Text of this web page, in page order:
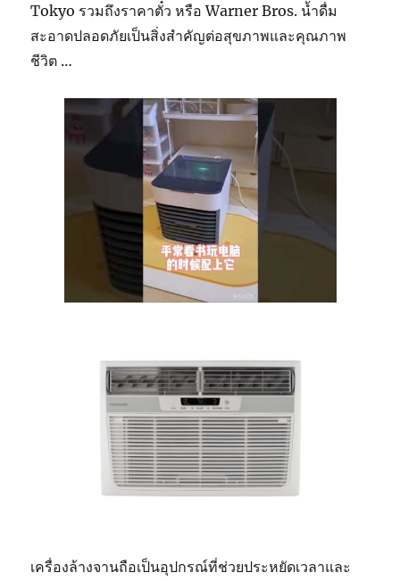
Tokyo รวมถึงราคาตั๋ว หรือ Warner Bros. น้ำดื่ม
สะอาดปลอดภัยเป็นสิ่งสำคัญต่อสุขภาพและคุณภาพ
ชีวิต …
เครื่องล้างจานถือเป็นอุปกรณ์ที่ช่วยประหยัดเวลาและ